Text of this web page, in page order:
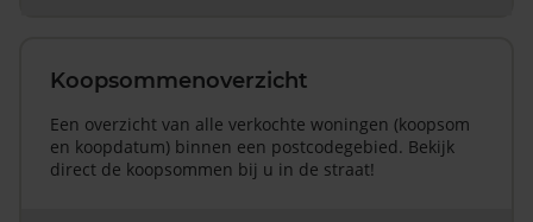
Koopsommenoverzicht
Een overzicht van alle verkochte woningen (koopsom
en koopdatum) binnen een postcodegebied. Bekijk
direct de koopsommen bij u in de straat!